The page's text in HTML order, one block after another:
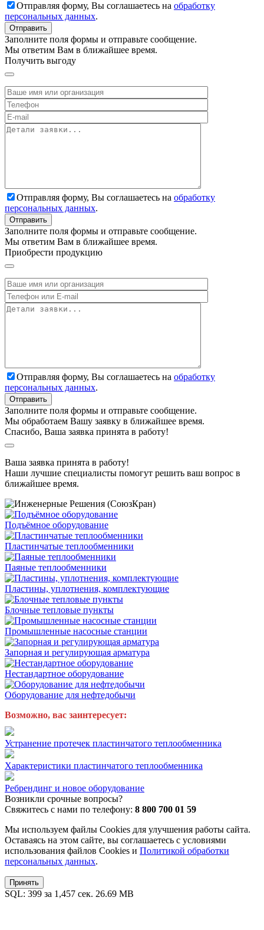
Отправляя форму, Вы соглашаетесь на обработку
персональных данных.
Заполните поля формы и отправьте сообщение.
Мы ответим Вам в ближайшее время.
Получить выгоду
Отправляя форму, Вы соглашаетесь на обработку
персональных данных.
Заполните поля формы и отправьте сообщение.
Мы ответим Вам в ближайшее время.
Приобрести продукцию
Отправляя форму, Вы соглашаетесь на обработку
персональных данных.
Заполните поля формы и отправьте сообщение.
Мы обработаем Вашу заявку в ближайшее время.
Спасибо, Ваша заявка принята в работу!
Ваша заявка принята в работу!
Наши лучшие специалисты помогут решить ваш вопрос в
ближайшее время.
Подъёмное оборудование
Пластинчатые теплообменники
Паяные теплообменники
Пластины, уплотнения, комплектующие
Блочные тепловые пункты
Промышленные насосные станции
Запорная и регулирующая арматура
Нестандартное оборудование
Оборудование для нефтедобычи
Возможно, вас заинтересует:
Устранение протечек пластинчатого теплообменника
Характеристики пластинчатого теплообменника
Ребрендинг и новое оборудование
Возникли срочные вопросы?
Свяжитесь с нами по телефону: 8 800 700 01 59
Мы используем файлы Cookies для улучшения работы сайта.
Оставаясь на этом сайте, вы соглашаетесь с условиями
использования файлов Cookies и Политикой обработки
персональных данных.
Принять
SQL: 399 за 1,457 сек. 26.69 MB